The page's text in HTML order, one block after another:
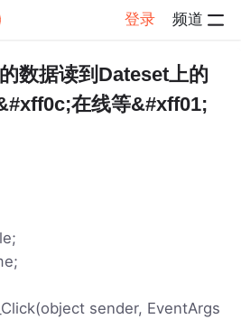
登录 频道
帖子详情
数据读到Dateset上的
在线等&#xff01;
sender, EventArgs